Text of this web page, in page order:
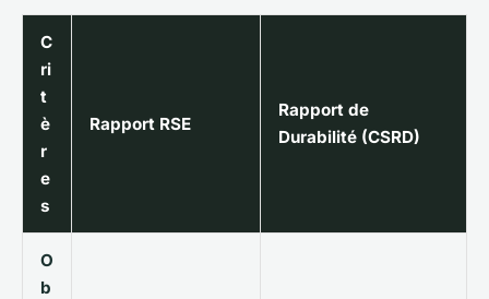
C
ri
t
è
r
e
s
Rapport RSE
Rapport de
Durabilité (CSRD)
O
b